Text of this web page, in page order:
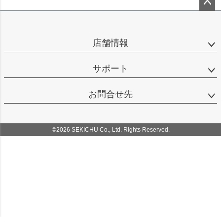
店舗情報
サポート
お問合せ先
©2026 SEKICHU Co., Ltd. Rights Reserved.